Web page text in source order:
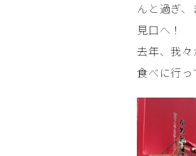
んと過ぎ
見口へ！
去年、我
食べに行っ